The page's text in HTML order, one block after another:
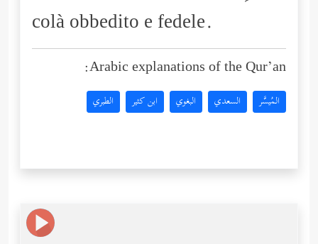
colà obbedito e fedele.
Arabic explanations of the Qur’an:
المُيسَّر السعدي البغوي ابن كثير الطبري